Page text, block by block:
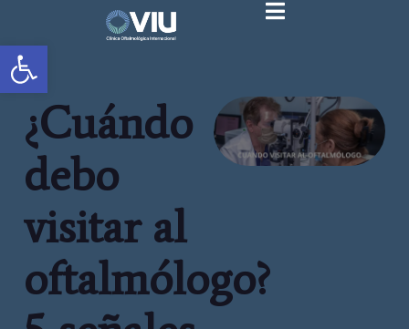
Abrir barra de herramientas
¿Cuándo
debo
visitar al
oftalmólogo?